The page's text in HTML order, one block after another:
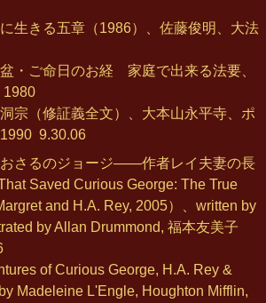
生きる五章（1986）、佐藤俊明、大法
・ご命日のお経 家庭で出来る法要、
1980
宗（修証義全文）、大本山永平寺、ポ
9.30.06
さるのジョージ――作者レイ夫妻の長
Saved Curious George: The True
and H.A. Rey, 2005）、written by
by Allan Drummond, 福本友美子
of Curious George, H.A. Rey &
Madeleine L'Engle, Houghton Mifflin,